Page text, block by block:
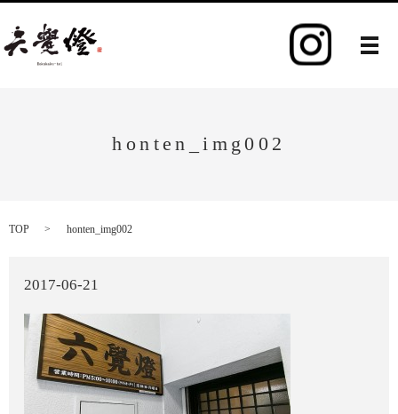
メ
honten_img002
TOP honten_img002
2017-06-21